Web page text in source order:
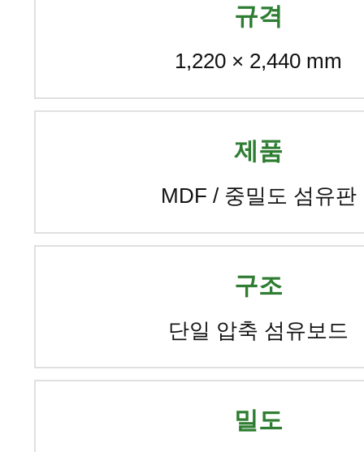
규격
1,220 × 2,440 mm
제품
MDF / 중밀도 섬유판
구조
단일 압축 섬유보드
밀도